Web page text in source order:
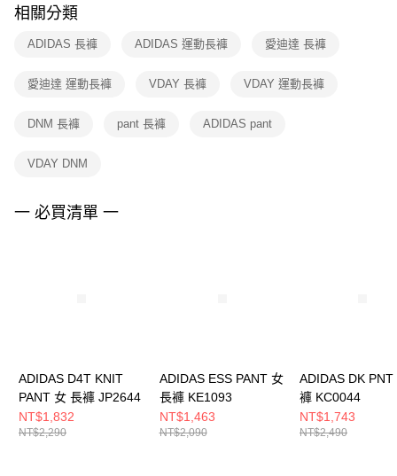
※ 交易是否成功請以「AFTEE先享後付 」之結帳頁面顯示為準，若有關於
是否繳費成功／繳費後需取消欲退款等相關疑問，請聯繫「AFTEE先享後付
客戶支援中心」https://netprotections.freshdesk.com/support/home
１．透過由恩沛科技股份有限公司提供之「AFTEE先享後付」服務完成之交
權轉讓予恩沛科技股份有限公司。
３．未成年的使用者請事先徵得法定代理人或監護人之同意方可使用
４．使用「AFTEE先享後付」時，將依據個別帳號之用戶狀況，依本公司即
相關分類
ADIDAS 長褲 ADIDAS 運動長褲 愛迪達 長褲
愛迪達 運動長褲 VDAY 長褲 VDAY 運動長褲
DNM 長褲 pant 長褲 ADIDAS pant
VDAY DNM
一 必買清單 一
ADIDAS D4T KNIT
PANT 女 長褲 JP2644
NT$1,832
NT$2,290
ADIDAS ESS PANT 女
長褲 KE1093
NT$1,463
NT$2,090
ADIDAS DK PNT
褲 KC0044
NT$1,743
NT$2,490